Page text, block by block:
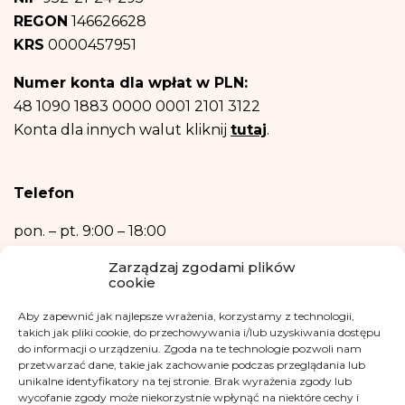
Zarządzaj zgodami plików
cookie
Aby zapewnić jak najlepsze wrażenia, korzystamy z technologii,
takich jak pliki cookie, do przechowywania i/lub uzyskiwania dostępu
do informacji o urządzeniu. Zgoda na te technologie pozwoli nam
przetwarzać dane, takie jak zachowanie podczas przeglądania lub
unikalne identyfikatory na tej stronie. Brak wyrażenia zgody lub
wycofanie zgody może niekorzystnie wpłynąć na niektóre cechy i
sprzeciwu – rezygnacji z newslettera
Następnie – w niezbędnym zakresie, do realizacji celów wymienionych w
punktach b) oraz c) powyżej.
Posiadasz prawo dostępu do treści swoich danych oraz prawo ich
sprostowania, usunięcia, ograniczenia przetwarzania, prawo do przenoszenia
danych, prawo wniesienia sprzeciwu, prawo do przenoszenia danych.
Ochrony Danych Osobowych, w razie uznania, iż przetwarzanie danych
Podanie danych osobowych jest niezbędne do zrealizowania ww. celów.
również w formie profilowania.
REGON 146626628
KRS 0000457951
Numer konta dla wpłat w PLN:
48 1090 1883 0000 0001 2101 3122
Konta dla innych walut kliknij tutaj.
Telefon
pon. – pt. 9:00 – 18:00
Kontakt mailowy
kontakt@fundacjakasisi.pl
Inspektor Danych Osobowych